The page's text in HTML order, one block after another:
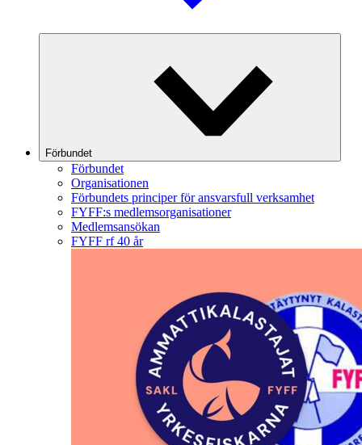
Förbundet
Förbundet
Organisationen
Förbundets principer för ansvarsfull verksamhet
FYFF:s medlemsorganisationer
Medlemsansökan
FYFF rf 40 år